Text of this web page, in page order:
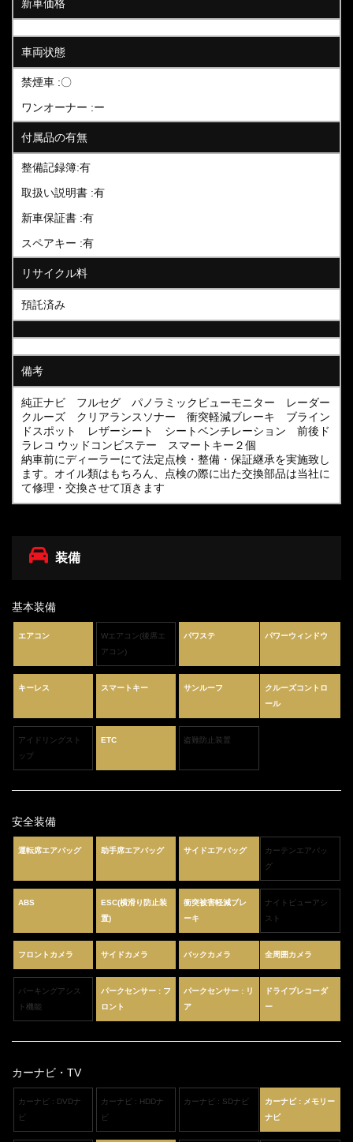
新車価格
車両状態
禁煙車 :〇
ワンオーナー :ー
付属品の有無
整備記録簿:有
取扱い説明書 :有
新車保証書 :有
スペアキー :有
リサイクル料
預託済み
備考
純正ナビ フルセグ パノラミックビューモニター レーダー
クルーズ クリアランスソナー 衝突軽減ブレーキ ブライン
ドスポット レザーシート シートベンチレーション 前後ド
ラレコ ウッドコンビステー スマートキー２個
納車前にディーラーにて法定点検・整備・保証継承を実施致し
ます。オイル類はもちろん、点検の際に出た交換部品は当社に
て修理・交換させて頂きます
装備
基本装備
エアコン
Wエアコン(後席エ
アコン)
パワステ パワーウィンドウ
キーレス スマートキー サンルーフ
クルーズコントロ
ール
アイドリングスト
ップ
ETC 盗難防止装置
安全装備
運転席エアバッグ 助手席エアバッグ サイドエアバッグ
カーテンエアバッ
グ
ABS
ESC(横滑り防止装
置)
衝突被害軽減ブレ
ーキ
ナイトビューアシ
スト
フロントカメラ サイドカメラ バックカメラ 全周囲カメラ
パーキングアシス
ト機能
パークセンサー : フ
ロント
パークセンサー : リ
ア
ドライブレコーダ
ー
カーナビ・TV
カーナビ : DVDナ
ビ
カーナビ : HDDナ
ビ
カーナビ : SDナビ
カーナビ : メモリー
ナビ